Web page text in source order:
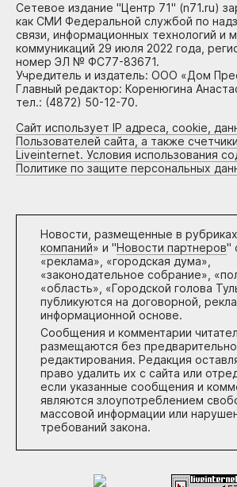
Сетевое издание "Центр 71" (n71.ru)
как СМИ Федеральной службой по
связи, информационных технологий и
коммуникаций 29 июля 2022 года,
номер ЭЛ № ФС77-83671.
Учредитель и издатель: ООО «Дом
Главный редактор: Коренюгина
тел.: (4872) 50-12-70.
Сайт использует IP адреса, cookie,
Пользователей сайта, а также
Liveinternet. Условия использования
Политике по защите персональных
Новости, размещенные в
компаний» и "Новости партнеров"
«реклама», «городская дума»,
«законодательное собрание»,
«область», «Городской голова
публикуются на договорной,
информационной основе.
Сообщения и комментарии
размещаются без
редактирования. Редакция
право удалить их с сайта или
если указанные сообщения и
являются злоупотреблением
массовой информации или
требований закона.